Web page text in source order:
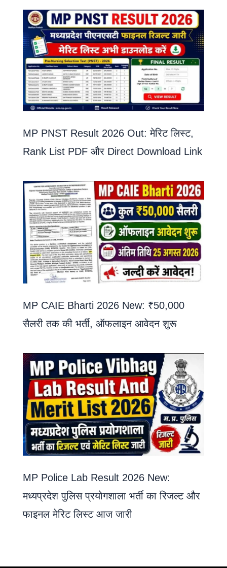
MP PNST Result 2026 Out: मेरिट लिस्ट,
Rank List PDF और Direct Download Link
MP CAIE Bharti 2026 New: ₹50,000
सैलरी तक की भर्ती, ऑफलाइन आवेदन शुरू
MP Police Lab Result 2026 New:
मध्यप्रदेश पुलिस प्रयोगशाला भर्ती का रिजल्ट और
फाइनल मेरिट लिस्ट आज जारी